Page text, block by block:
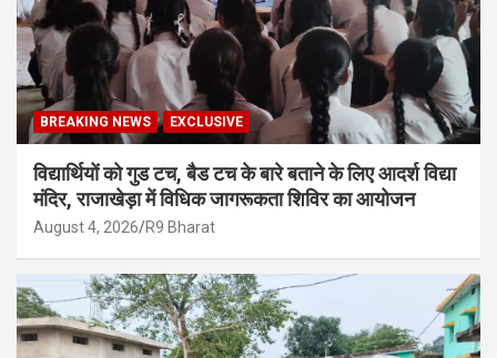
BREAKING NEWS EXCLUSIVE
विद्यार्थियों को गुड टच, बैड टच के बारे बताने के लिए आदर्श विद्या
मंदिर, राजाखेड़ा में विधिक जागरूकता शिविर का आयोजन
August 4, 2026 R9 Bharat